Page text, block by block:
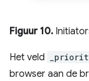
Figuur 10.
Het veld
browser aan de